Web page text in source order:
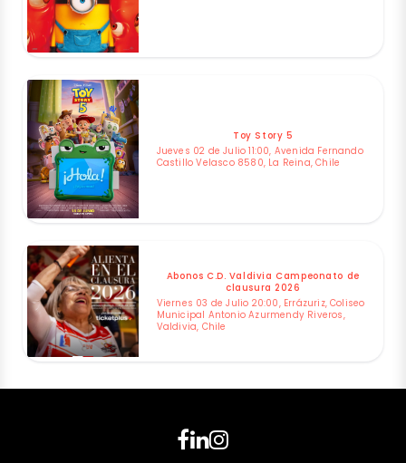
Toy Story 5
Jueves 02 de Julio 11:00, Avenida Fernando
Castillo Velasco 8580, La Reina, Chile
Abonos C.D. Valdivia Campeonato de
clausura 2026
Viernes 03 de Julio 20:00, Errázuriz, Coliseo
Municipal Antonio Azurmendy Riveros,
Valdivia, Chile